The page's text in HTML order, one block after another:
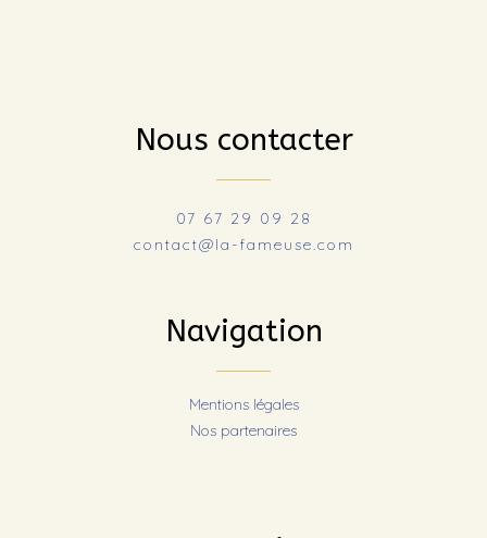
Nous contacter
07 67 29 09 28
contact@la-fameuse.com
Navigation
Mentions légales
Nos partenaires